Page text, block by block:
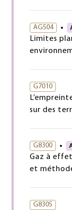
AG504
Limites
G7010
sur des
G8300
Gaz à
et
G8305